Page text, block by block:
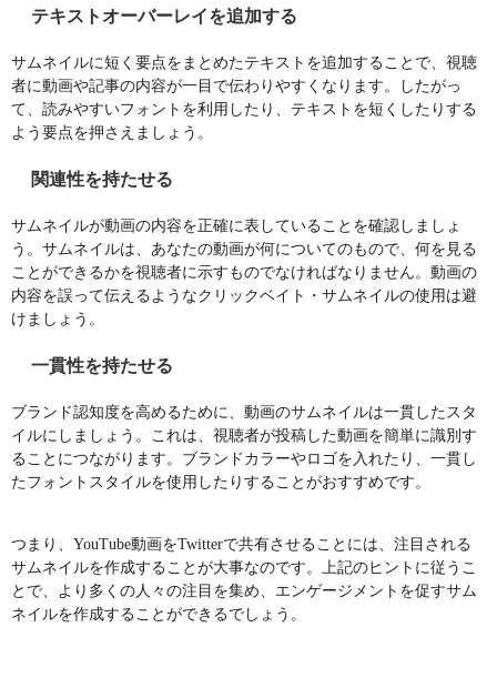
テキストオーバーレイを追加する
サムネイルに短く要点をまとめたテキストを追加することで、視聴
者に動画や記事の内容が一目で伝わりやすくなります。したがっ
て、読みやすいフォントを利用したり、テキストを短くしたりする
よう要点を押さえましょう。
関連性を持たせる
サムネイルが動画の内容を正確に表していることを確認しましょ
う。サムネイルは、あなたの動画が何についてのもので、何を見る
ことができるかを視聴者に示すものでなければなりません。動画の
内容を誤って伝えるようなクリックベイト・サムネイルの使用は避
けましょう。
一貫性を持たせる
ブランド認知度を高めるために、動画のサムネイルは一貫したスタ
イルにしましょう。これは、視聴者が投稿した動画を簡単に識別す
ることにつながります。ブランドカラーやロゴを入れたり、一貫し
たフォントスタイルを使用したりすることがおすすめです。
つまり、YouTube動画をTwitterで共有させることには、注目される
サムネイルを作成することが大事なのです。上記のヒントに従うこ
とで、より多くの人々の注目を集め、エンゲージメントを促すサム
ネイルを作成することができるでしょう。